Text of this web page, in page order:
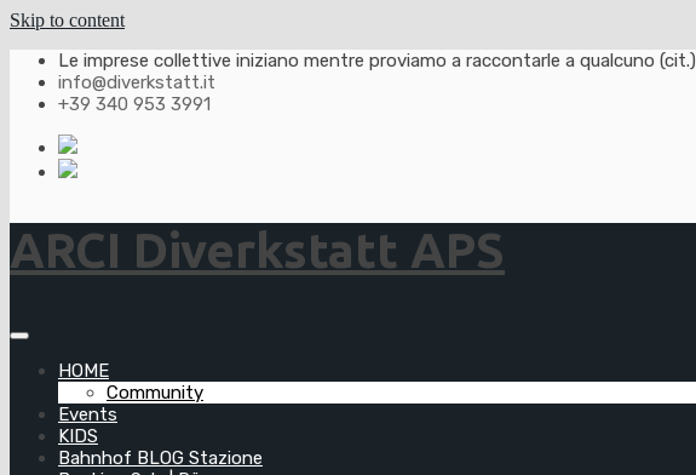
Skip to content
Le imprese collettive iniziano mentre proviamo a raccontarle a qualcuno (cit.)
info@diverkstatt.it
+39 340 953 3991
ARCI Diverkstatt APS
HOME
Community
Events
KIDS
Bahnhof BLOG Stazione